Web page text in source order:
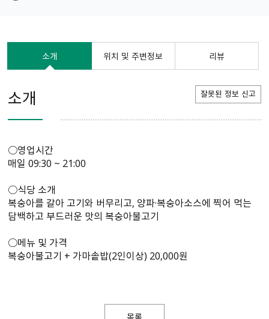
소개 위치 및 주변정보 리뷰
소개 잘못된 정보 신고
○영업시간
매일 09:30 ~ 21:00
○식당 소개
복숭아를 갈아 고기와 버무리고, 양파·복숭아소스에 찍어 먹는
담백하고 부드러운 맛의 복숭아불고기
○메뉴 및 가격
복숭아불고기 + 가마솥밥(2인이상) 20,000원
목록